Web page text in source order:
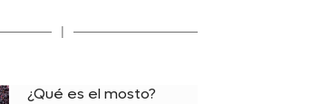
|
¿Qué es el mosto?